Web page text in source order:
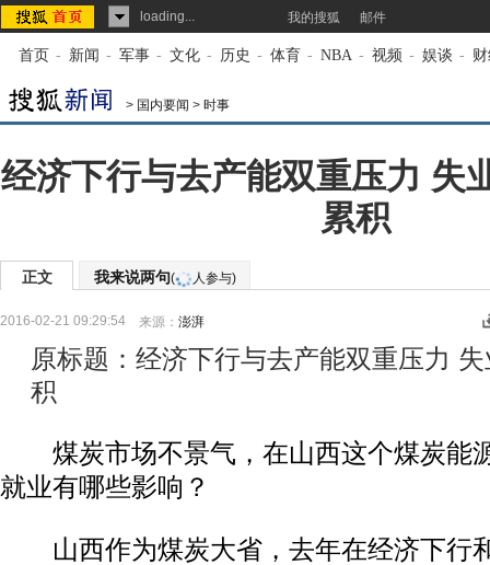
loading... 我的搜狐 邮件
首页 - 新闻 - 军事 - 文化 - 历史 - 体育 - NBA - 视频 - 娱谈 -
> 国内要闻 > 时事
经济下行与去产能双重压力 失
累积
正文 我来说两句( 人参与)
2016-02-21 09:29:54 来源： 澎湃
原标题：经济下行与去产能双重压力
积
煤炭市场不景气，在山西这个煤炭能
就业有哪些影响？
山西作为煤炭大省，去年在经济下行